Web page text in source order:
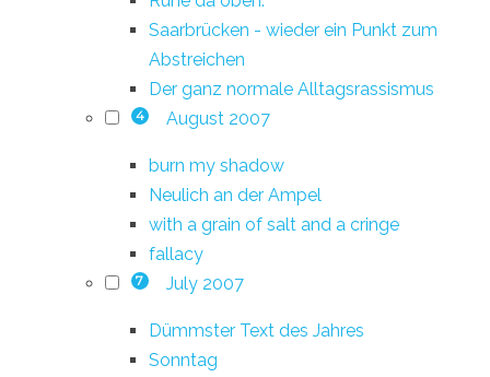
Saarbrücken - wieder ein Punkt zum
Abstreichen
Der ganz normale Alltagsrassismus
4 August 2007
burn my shadow
Neulich an der Ampel
with a grain of salt and a cringe
fallacy
7 July 2007
Dümmster Text des Jahres
Sonntag